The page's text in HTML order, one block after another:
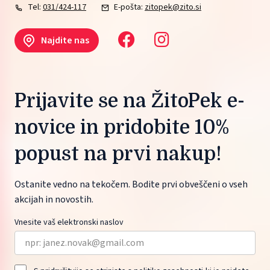
Tel: 031/424-117 E-pošta: zitopek@zito.si
Najdite nas
Prijavite se na ŽitoPek e-
novice in pridobite 10%
popust na prvi nakup!
Ostanite vedno na tekočem. Bodite prvi obveščeni o vseh
akcijah in novostih.
Vnesite vaš elektronski naslov